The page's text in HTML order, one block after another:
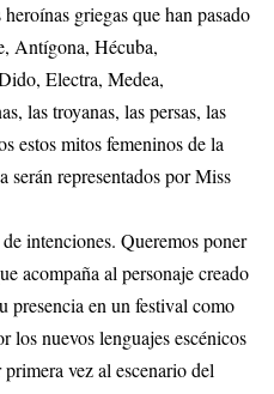
griegas que han pasado
Antígona, Hécuba,
Electra, Medea,
las troyanas, las persas, las
estos mitos femeninos de la
serán representados por Miss
intenciones. Queremos poner
acompaña al personaje creado
presencia en un festival como
los nuevos lenguajes escénicos
vez al escenario del